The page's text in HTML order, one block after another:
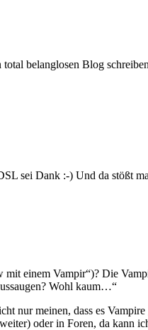
belanglosen Blog
sei Dank :-) Und da stößt
einem Vampir“)? Die
Wohl kaum…“
nur meinen, dass es
oder in Foren, da kann